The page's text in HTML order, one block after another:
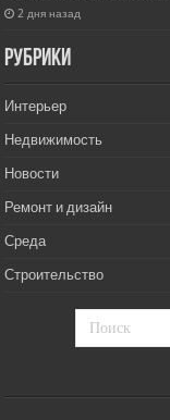
2 дня назад
РУбрики
Интерьер
Недвижимость
Новости
Ремонт и дизайн
Среда
Строительство